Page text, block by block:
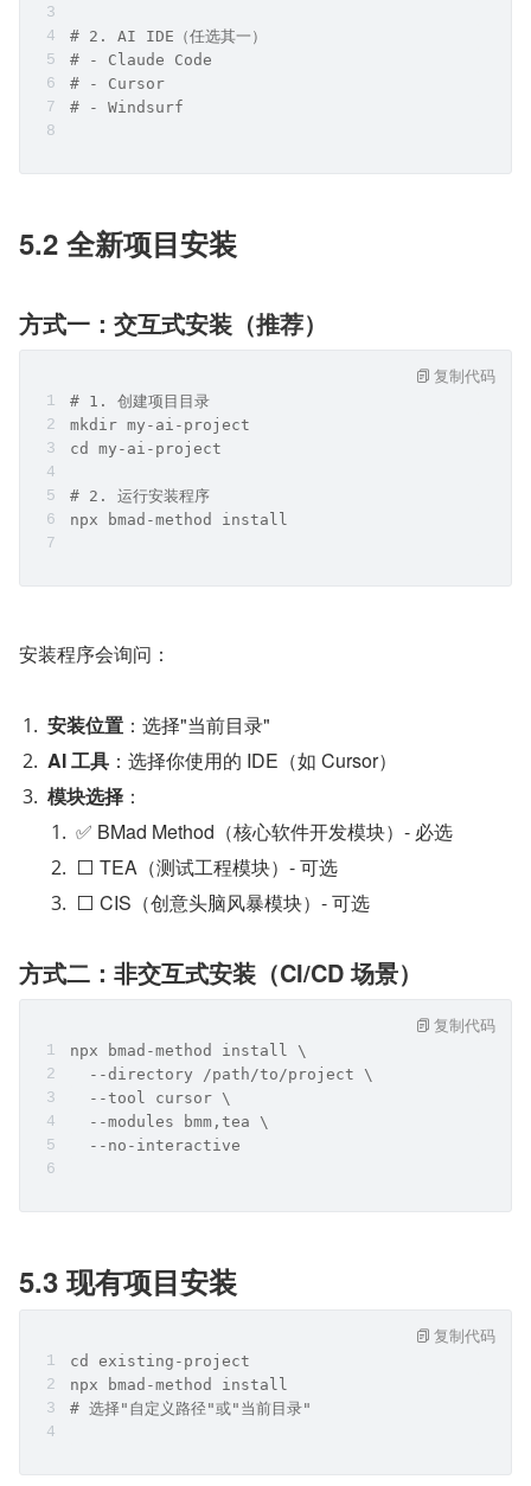
# 2. AI IDE（任选其一）
# - Claude Code
# - Cursor
# - Windsurf
5.2 全新项目安装
方式一：交互式安装（推荐）
# 1. 创建项目目录
mkdir my-ai-project
cd my-ai-project
# 2. 运行安装程序
npx bmad-method install
复制代码
安装程序会询问：
安装位置 ：选择"当前目录"
AI 工具 ：选择你使用的 IDE（如 Cursor）
模块选择 ：
✅ BMad Method（核心软件开发模块）- 必选
⬜ TEA（测试工程模块）- 可选
⬜ CIS（创意头脑风暴模块）- 可选
方式二：非交互式安装（CI/CD 场景）
npx bmad-method install \
  --directory /path/to/project \
  --tool cursor \
  --modules bmm,tea \
  --no-interactive
复制代码
5.3 现有项目安装
cd existing-project
npx bmad-method install
# 选择"自定义路径"或"当前目录"
复制代码